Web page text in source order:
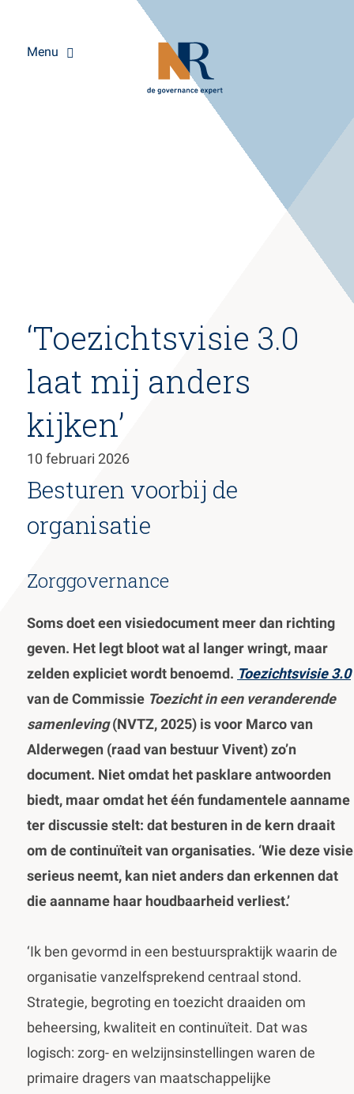
Overslaan
inhoud
gaan
Menu
‘Toezichtsvisie 3.0
laat mij anders
kijken’
10 februari 2026
Besturen voorbij de
organisatie
Zorggovernance
Soms doet een visiedocument meer dan richting
geven. Het legt bloot wat al langer wringt, maar
zelden expliciet wordt benoemd. Toezichtsvisie 3.0
van de Commissie Toezicht in een veranderende
samenleving(NVTZ, 2025) is voor Marco van
Alderwegen (raad van bestuur Vivent) zo’n
document. Niet omdat het pasklare antwoorden
biedt, maar omdat het één fundamentele aanname
ter discussie stelt: dat besturen in de kern draait
om de continuïteit van organisaties. ‘Wie deze visie
serieus neemt, kan niet anders dan erkennen dat
die aanname haar houdbaarheid verliest.’
‘Ik ben gevormd in een bestuurspraktijk waarin de
organisatie vanzelfsprekend centraal stond.
Strategie, begroting en toezicht draaiden om
beheersing, kwaliteit en continuïteit. Dat was
logisch: zorg- en welzijnsinstellingen waren de
primaire dragers van maatschappelijke